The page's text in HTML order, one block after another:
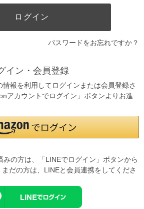
ログイン
パスワードをお忘れですか？
イン・会員登録
報を利用してログインまたは会員登録さ
アカウントでログイン」ボタンよりお進
みの方は、「LINEでログイン」ボタンから
だの方は、 LINEと会員連携をしてくださ